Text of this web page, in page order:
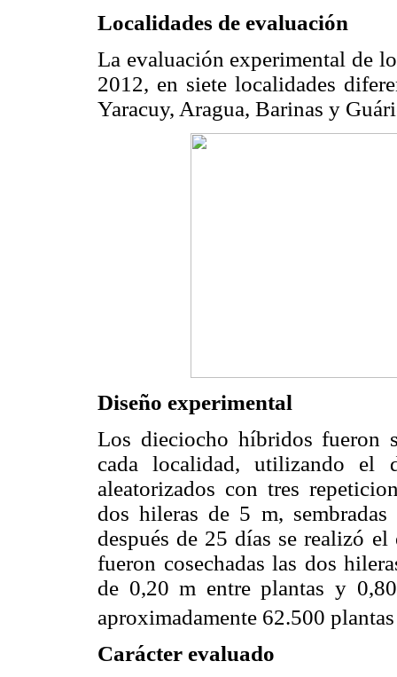
Localidades de evaluación
La evaluación experimental de
2012, en siete localidades
Yaracuy, Aragua, Barinas y
Diseño experimental
Los dieciocho híbridos fueron
cada localidad, utilizando el
aleatorizados con tres
dos hileras de 5 m,
después de 25 días se realizó
fueron cosechadas las dos
de 0,20 m entre plantas y
aproximadamente 62.500
Carácter evaluado